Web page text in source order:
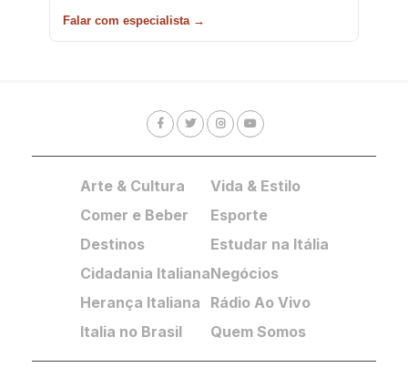
Falar com especialista →
Arte & Cultura
Comer e Beber
Destinos
Cidadania Italiana
Herança Italiana
Italia no Brasil
Vida & Estilo
Esporte
Estudar na Itália
Negócios
Rádio Ao Vivo
Quem Somos